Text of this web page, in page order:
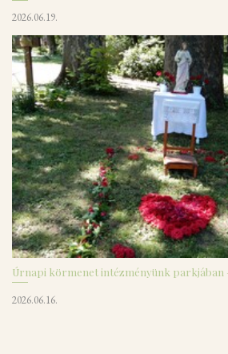
2026.06.19.
Úrnapi körmenet intézményünk parkjában
2026.06.16.